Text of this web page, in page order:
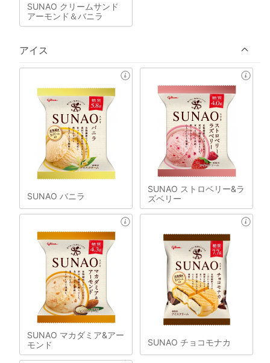
SUNAO クリームサンド
アーモンド＆バニラ
アイス
SUNAO バニラ
SUNAO ストロベリー&ラ
ズベリー
SUNAO マカダミア&アー
モンド
SUNAO チョコモナカ